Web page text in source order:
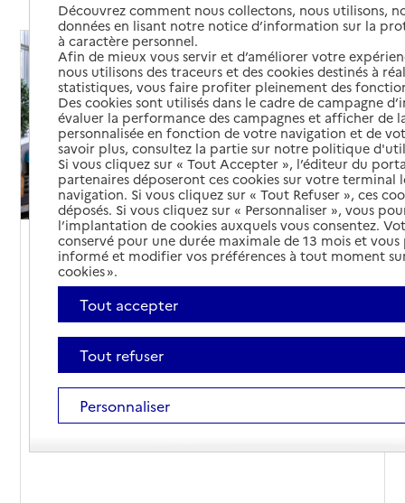
Comprendre sa facture en EHPAD
EHPAD Coût hébergement
Article
La facture en EHPAD (établissement
d'hébergement pour personnes âgées
dépendantes) comprend plusieurs parties. Des
Découvrez comment nous collectons, nous utilisons,
données en lisant notre notice d’information sur la
à caractère personnel.
Afin de mieux vous servir et d’améliorer votre
nous utilisons des traceurs et des cookies destinés à
statistiques, vous faire profiter pleinement des
Des cookies sont utilisés dans le cadre de campagne
évaluer la performance des campagnes et afficher de
personnalisée en fonction de votre navigation et de
savoir plus, consultez la partie sur notre politique
Si vous cliquez sur « Tout Accepter », l’éditeur du
partenaires déposeront ces cookies sur votre terminal
navigation. Si vous cliquez sur « Tout Refuser », ces
déposés. Si vous cliquez sur « Personnaliser », vous
l’implantation de cookies auxquels vous consentez.
conservé pour une durée maximale de 13 mois et
informé et modifier vos préférences à tout moment
cookies ».
Tout accepter
Tout refuser
Personnaliser